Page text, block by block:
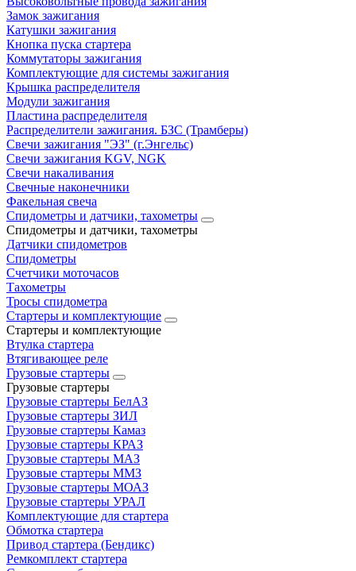
Замок зажигания
Катушки зажигания
Кнопка пуска стартера
Коммутаторы зажигания
Комплектующие для системы зажигания
Крышка распределителя
Модули зажигания
Пластина распределителя
Распределители зажигания. БЗС (Трамберы)
Свечи зажигания "ЭЗ" (г.Энгельс)
Свечи зажигания KGV, NGK
Свечи накаливания
Свечные наконечники
Факельная свеча
Спидометры и датчики, тахометры
Спидометры и датчики, тахометры
Датчики спидометров
Спидометры
Счетчики моточасов
Тахометры
Тросы спидометра
Стартеры и комплектующие
Стартеры и комплектующие
Втулка стартера
Втягивающее реле
Грузовые стартеры
Грузовые стартеры
Грузовые стартеры БелАЗ
Грузовые стартеры ЗИЛ
Грузовые стартеры Камаз
Грузовые стартеры КРАЗ
Грузовые стартеры МАЗ
Грузовые стартеры ММЗ
Грузовые стартеры МОАЗ
Грузовые стартеры УРАЛ
Комплектующие для стартера
Обмотка стартера
Привод стартера (Бендикс)
Ремкомплект стартера